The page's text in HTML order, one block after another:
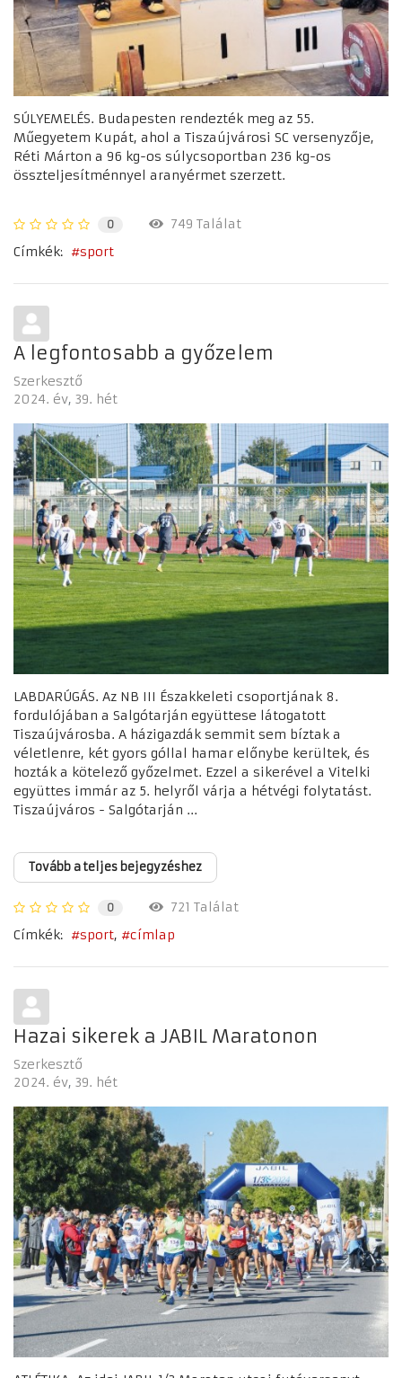
SÚLYEMELÉS. Budapesten rendezték meg az 55.
Műegyetem Kupát, ahol a Tiszaújvárosi SC versenyzője,
Réti Márton a 96 kg-os súlycsoportban 236 kg-os
összteljesítménnyel aranyérmet szerzett.
0
749 Találat
Címkék:
sport
A legfontosabb a győzelem
Szerkesztő
2024. év 39. hét
LABDARÚGÁS. Az NB III Északkeleti csoportjának 8.
fordulójában a Salgótarján együttese látogatott
Tiszaújvárosba. A házigazdák semmit sem bíztak a
véletlenre, két gyors góllal hamar előnybe kerültek, és
hozták a kötelező győzelmet. Ezzel a sikerével a Vitelki
együttes immár az 5. helyről várja a hétvégi folytatást.
Tiszaújváros - Salgótarján ...
Tovább a teljes bejegyzéshez
0
721 Találat
Címkék:
sport címlap
Hazai sikerek a JABIL Maratonon
Szerkesztő
2024. év 39. hét